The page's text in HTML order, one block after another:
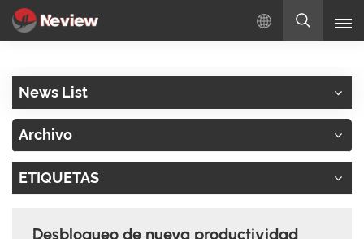
Español
News List
Archivo
ETIQUETAS
Desbloqueo de nueva productividad